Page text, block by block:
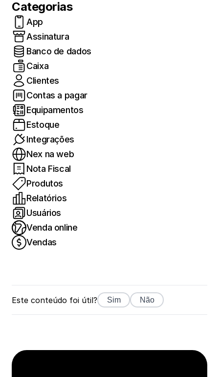
Categorias
App
Assinatura
Banco de dados
Caixa
Clientes
Contas a pagar
Equipamentos
Estoque
Integrações
Nex na web
Nota Fiscal
Produtos
Relatórios
Usuários
Venda online
Vendas
Este conteúdo foi útil? Sim Não